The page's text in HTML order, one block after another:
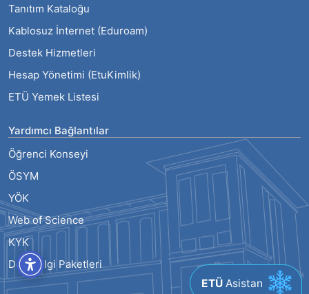
ETÜ Asistan
Tanıtım Kataloğu
Kablosuz İnternet (Eduroam)
Destek Hizmetleri
Hesap Yönetimi (EtuKimlik)
ETÜ Yemek Listesi
Yardımcı Bağlantılar
Öğrenci Konseyi
ÖSYM
YÖK
Web of Science
KYK
Ders Bilgi Paketleri